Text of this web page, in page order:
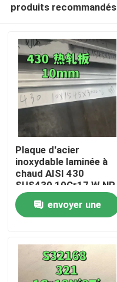
À la maison
Vidéos
produits recommandés
Plaque d'acier
inoxydable laminée à
chaud AISI 430
SUS430 10Cr17 W.NR
1.4016 Surface NO.1
10*1500*6000
envoyer une